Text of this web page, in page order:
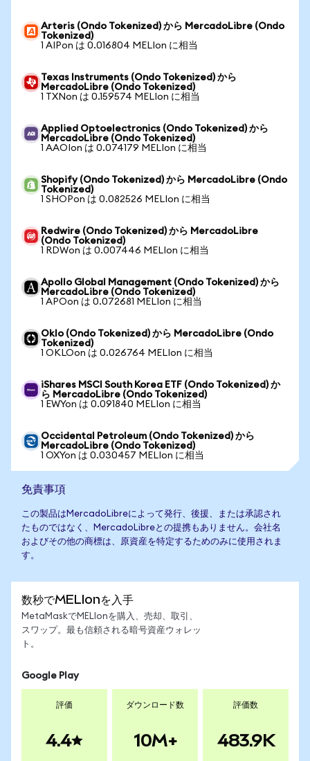
Arteris (Ondo Tokenized) から MercadoLibre (Ondo
Tokenized)
1 AIPon は 0.016804 MELIon に相当
Texas Instruments (Ondo Tokenized) から
MercadoLibre (Ondo Tokenized)
1 TXNon は 0.159574 MELIon に相当
Applied Optoelectronics (Ondo Tokenized) から
MercadoLibre (Ondo Tokenized)
1 AAOIon は 0.074179 MELIon に相当
Shopify (Ondo Tokenized) から MercadoLibre (Ondo
Tokenized)
1 SHOPon は 0.082526 MELIon に相当
Redwire (Ondo Tokenized) から MercadoLibre
(Ondo Tokenized)
1 RDWon は 0.007446 MELIon に相当
Apollo Global Management (Ondo Tokenized) から
MercadoLibre (Ondo Tokenized)
1 APOon は 0.072681 MELIon に相当
Oklo (Ondo Tokenized) から MercadoLibre (Ondo
Tokenized)
1 OKLOon は 0.026764 MELIon に相当
iShares MSCI South Korea ETF (Ondo Tokenized) か
ら MercadoLibre (Ondo Tokenized)
1 EWYon は 0.091840 MELIon に相当
Occidental Petroleum (Ondo Tokenized) から
MercadoLibre (Ondo Tokenized)
1 OXYon は 0.030457 MELIon に相当
免責事項
この製品はMercadoLibreによって発行、後援、または承認され
たものではなく、MercadoLibreとの提携もありません。会社名
およびその他の商標は、原資産を特定するためのみに使用されま
す。
数秒でMELIonを入手
MetaMaskでMELIonを購入、売却、取引、
スワップ。最も信頼される暗号資産ウォレッ
ト。
Google Play
評価
4.4
ダウンロード数
10M+
評価数
483.9K